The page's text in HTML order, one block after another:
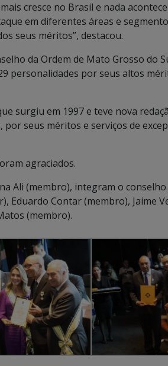
cresce no Brasil e nada
em diferentes áreas e
seus méritos”, destacou.
da Ordem de Mato Grosso do
personalidades por seus altos
surgiu em 1997 e teve nova
seus méritos e serviços de
agraciados.
Ali (membro), integram o conselho
Eduardo Contar (membro), Jaime
(membro).